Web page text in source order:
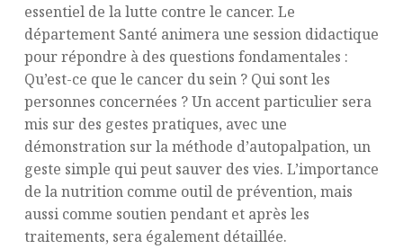
essentiel de la lutte contre le cancer. Le
département Santé animera une session didactique
pour répondre à des questions fondamentales :
Qu’est-ce que le cancer du sein ? Qui sont les
personnes concernées ? Un accent particulier sera
mis sur des gestes pratiques, avec une
démonstration sur la méthode d’autopalpation, un
geste simple qui peut sauver des vies. L’importance
de la nutrition comme outil de prévention, mais
aussi comme soutien pendant et après les
traitements, sera également détaillée.